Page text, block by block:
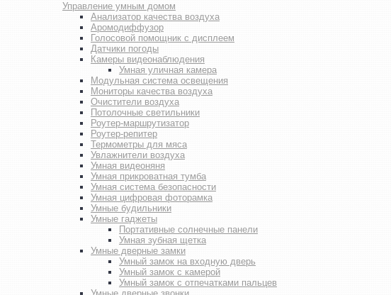
Управление умным домом
Анализатор качества воздуха
Аромодиффузор
Голосовой помощник с дисплеем
Датчики погоды
Камеры видеонаблюдения
Умная уличная камера
Модульная система освещения
Мониторы качества воздуха
Очистители воздуха
Потолочные светильники
Роутер-маршрутизатор
Роутер-репитер
Термометры для мяса
Увлажнители воздуха
Умная видеоняня
Умная прикроватная тумба
Умная система безопасности
Умная цифровая фоторамка
Умные будильники
Умные гаджеты
Портативные солнечные панели
Умная зубная щетка
Умные дверные замки
Умный замок на входную дверь
Умный замок с камерой
Умный замок с отпечатками пальцев